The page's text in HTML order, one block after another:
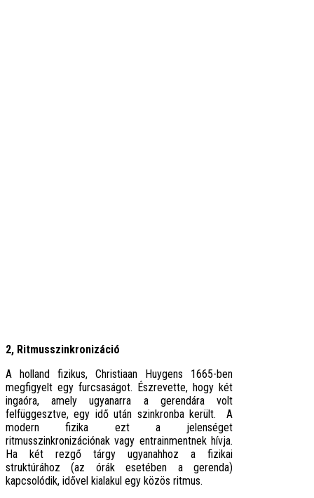
2, Ritmusszinkronizáció
A holland fizikus, Christiaan Huygens 1665-ben
megfigyelt egy furcsaságot. Észrevette, hogy két
ingaóra, amely ugyanarra a gerendára volt
felfüggesztve, egy idő után szinkronba került. A
modern fizika ezt a jelenséget
ritmusszinkronizációnak vagy entrainmentnek hívja.
Ha két rezgő tárgy ugyanahhoz a fizikai
struktúrához (az órák esetében a gerenda)
kapcsolódik, idővel kialakul egy közös ritmus.